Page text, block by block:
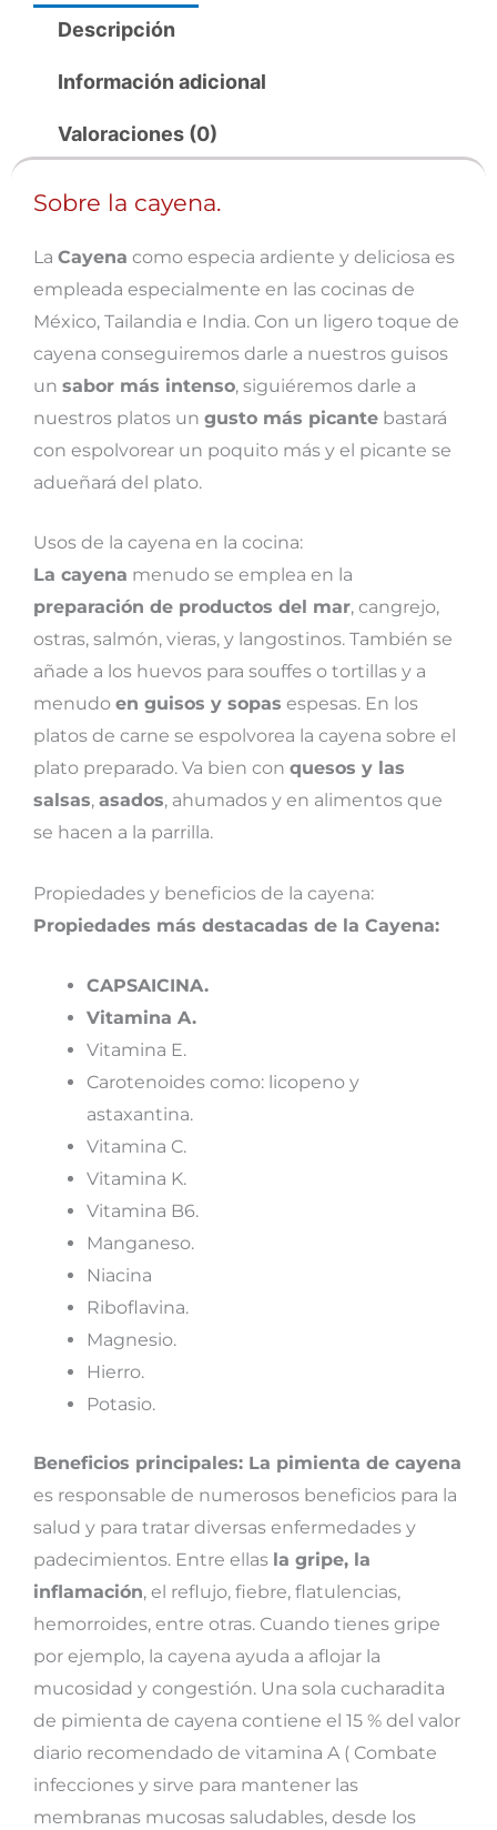
Descripción
Información adicional
Valoraciones (0)
Sobre la cayena.
La Cayena como especia ardiente y deliciosa es
empleada especialmente en las cocinas de
México, Tailandia e India. Con un ligero toque de
cayena conseguiremos darle a nuestros guisos
un sabor más intenso, siguiéremos darle a
nuestros platos un gusto más picante bastará
con espolvorear un poquito más y el picante se
adueñará del plato.
Usos de la cayena en la cocina:
La cayena menudo se emplea en la
preparación de productos del mar, cangrejo,
ostras, salmón, vieras, y langostinos. También se
añade a los huevos para souffes o tortillas y a
menudo en guisos y sopas espesas. En los
platos de carne se espolvorea la cayena sobre el
plato preparado. Va bien con quesos y las
salsas, asados, ahumados y en alimentos que
se hacen a la parrilla.
Propiedades y beneficios de la cayena:
Propiedades más destacadas de la Cayena:
CAPSAICINA.
Vitamina A.
Vitamina E.
Carotenoides como: licopeno y
astaxantina.
Vitamina C.
Vitamina K.
Vitamina B6.
Manganeso.
Niacina
Riboflavina.
Magnesio.
Hierro.
Potasio.
Beneficios principales: La pimienta de cayena
es responsable de numerosos beneficios para la
salud y para tratar diversas enfermedades y
padecimientos. Entre ellas la gripe, la
inflamación, el reflujo, fiebre, flatulencias,
hemorroides, entre otras. Cuando tienes gripe
por ejemplo, la cayena ayuda a aflojar la
mucosidad y congestión. Una sola cucharadita
de pimienta de cayena contiene el 15 % del valor
diario recomendado de vitamina A ( Combate
infecciones y sirve para mantener las
membranas mucosas saludables, desde los